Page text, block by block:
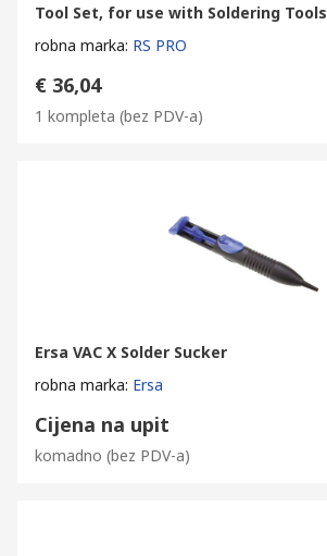
Tool Set, for use with Soldering Tools
robna marka: RS PRO
€ 36,04
1 kompleta (bez PDV-a)
Ersa VAC X Solder Sucker
robna marka: Ersa
Cijena na upit
komadno (bez PDV-a)